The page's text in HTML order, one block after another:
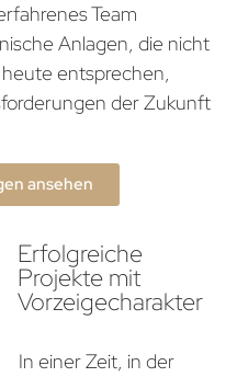
Team
Anlagen, die nicht
entsprechen,
der Zukunft
ansehen
Erfolgreiche
Projekte mit
Vorzeigecharakter
In einer Zeit, in der